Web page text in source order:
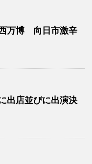
西万博 向日市激辛
出店並びに出演決